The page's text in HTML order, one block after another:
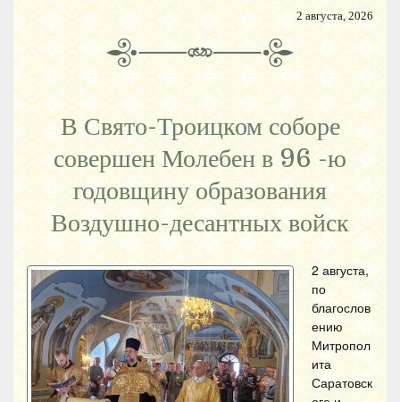
2 августа, 2026
В Свято-Троицком соборе
совершен Молебен в 96 -ю
годовщину образования
Воздушно-десантных войск
2 августа,
по
благослов
ению
Митропол
ита
Саратовск